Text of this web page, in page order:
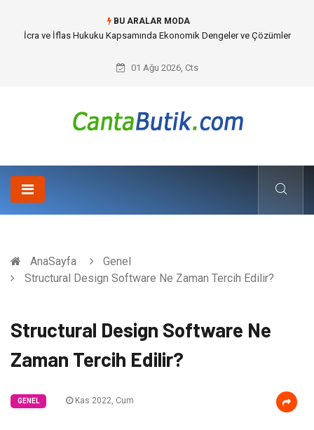
BU ARALAR MODA
Cybersecurity Solutions (Siber Güvenlik Çözümleri) ve Dijital Altyapıda
01 Ağu 2026, Cts
AnaSayfa
Genel
Structural Design Software Ne Zaman Tercih Edilir?
Structural Design Software Ne
Zaman Tercih Edilir?
GENEL Kas 2022, Cum